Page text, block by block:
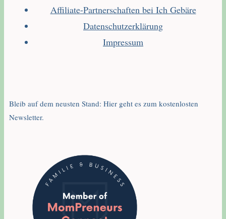
Affiliate-Partnerschaften bei Ich Gebäre
Datenschutzerklärung
Impressum
Bleib auf dem neusten Stand: Hier geht es zum kostenlosten
Newsletter.